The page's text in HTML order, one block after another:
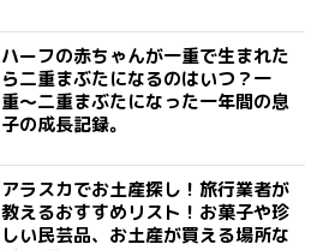
ハーフの赤ちゃんが一重で生まれた
ら二重まぶたになるのはいつ？一
重〜二重まぶたになった一年間の息
子の成長記録。
アラスカでお土産探し！旅行業者が
教えるおすすめリスト！お菓子や珍
しい民芸品、お土産が買える場所な